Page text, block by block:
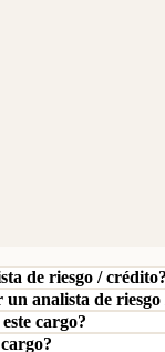
de riesgo / crédito?
analista de riesgo
cargo?